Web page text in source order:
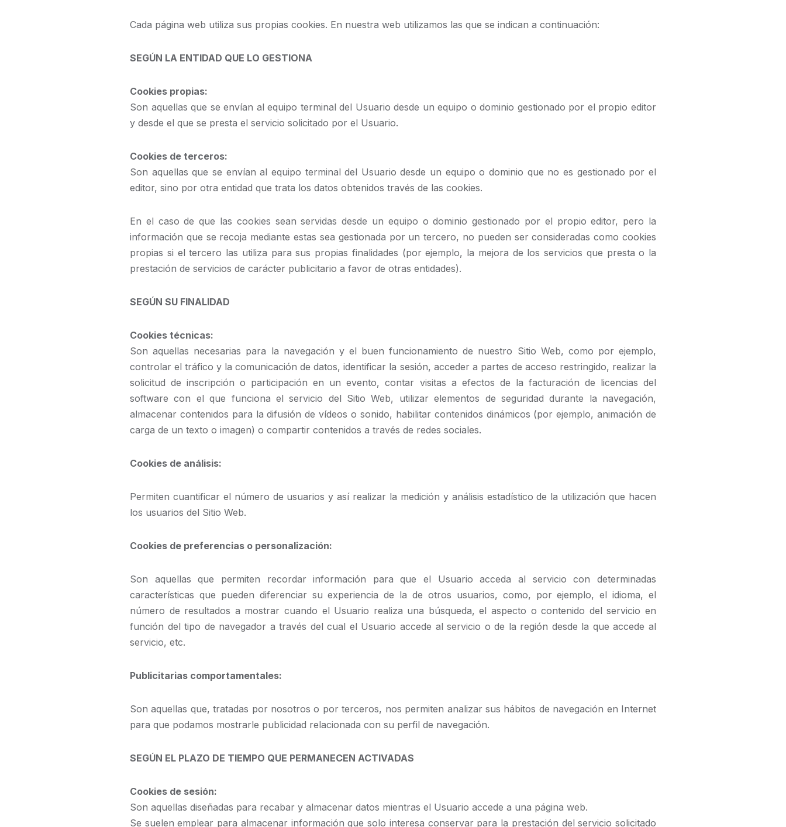
Cada página web utiliza sus propias cookies. En nuestra web utilizamos las que se indican a continuación:
SEGÚN LA ENTIDAD QUE LO GESTIONA
Cookies propias:
Son aquellas que se envían al equipo terminal del Usuario desde un equipo o dominio gestionado por el propio editor
y desde el que se presta el servicio solicitado por el Usuario.
Cookies de terceros:
Son aquellas que se envían al equipo terminal del Usuario desde un equipo o dominio que no es gestionado por el
editor, sino por otra entidad que trata los datos obtenidos través de las cookies.
En el caso de que las cookies sean servidas desde un equipo o dominio gestionado por el propio editor, pero la
información que se recoja mediante estas sea gestionada por un tercero, no pueden ser consideradas como cookies
propias si el tercero las utiliza para sus propias finalidades (por ejemplo, la mejora de los servicios que presta o la
prestación de servicios de carácter publicitario a favor de otras entidades).
SEGÚN SU FINALIDAD
Cookies técnicas:
Son aquellas necesarias para la navegación y el buen funcionamiento de nuestro Sitio Web, como por ejemplo,
controlar el tráfico y la comunicación de datos, identificar la sesión, acceder a partes de acceso restringido, realizar la
solicitud de inscripción o participación en un evento, contar visitas a efectos de la facturación de licencias del
software con el que funciona el servicio del Sitio Web, utilizar elementos de seguridad durante la navegación,
almacenar contenidos para la difusión de vídeos o sonido, habilitar contenidos dinámicos (por ejemplo, animación de
carga de un texto o imagen) o compartir contenidos a través de redes sociales.
Cookies de análisis:
Permiten cuantificar el número de usuarios y así realizar la medición y análisis estadístico de la utilización que hacen
los usuarios del Sitio Web.
Cookies de preferencias o personalización:
Son aquellas que permiten recordar información para que el Usuario acceda al servicio con determinadas
características que pueden diferenciar su experiencia de la de otros usuarios, como, por ejemplo, el idioma, el
número de resultados a mostrar cuando el Usuario realiza una búsqueda, el aspecto o contenido del servicio en
función del tipo de navegador a través del cual el Usuario accede al servicio o de la región desde la que accede al
servicio, etc.
Publicitarias comportamentales:
Son aquellas que, tratadas por nosotros o por terceros, nos permiten analizar sus hábitos de navegación en Internet
para que podamos mostrarle publicidad relacionada con su perfil de navegación.
SEGÚN EL PLAZO DE TIEMPO QUE PERMANECEN ACTIVADAS
Cookies de sesión:
Son aquellas diseñadas para recabar y almacenar datos mientras el Usuario accede a una página web.
Se suelen emplear para almacenar información que solo interesa conservar para la prestación del servicio solicitado